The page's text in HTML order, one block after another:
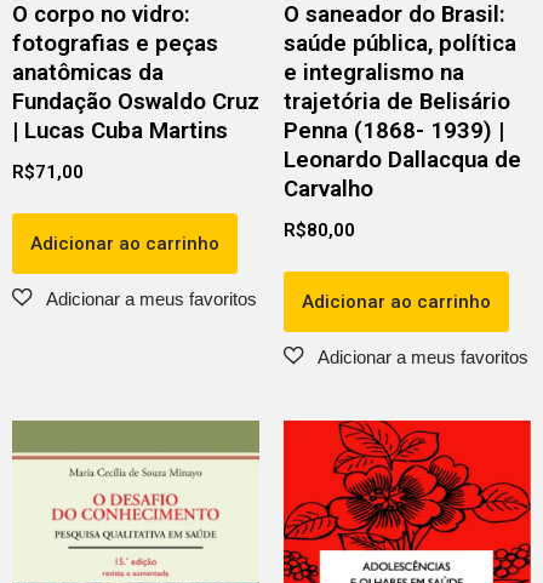
O corpo no vidro:
fotografias e peças
anatômicas da
Fundação Oswaldo Cruz
| Lucas Cuba Martins
R$71,00
Adicionar ao carrinho
O saneador do Brasil:
saúde pública, política
e integralismo na
trajetória de Belisário
Penna (1868- 1939) |
Leonardo Dallacqua de
Carvalho
R$80,00
Adicionar ao carrinho